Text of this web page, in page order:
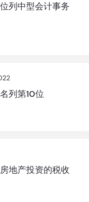
列中型会计事务
列第10位
地产投资的税收